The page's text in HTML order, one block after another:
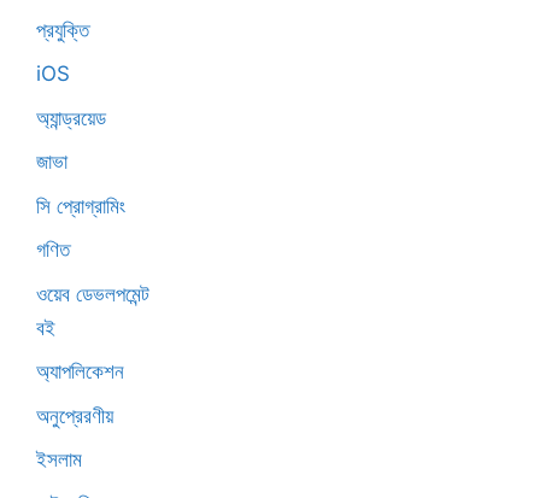
প্রযুক্তি
iOS
অ্যান্ড্রয়েড
জাভা
সি প্রোগ্রামিং
গণিত
ওয়েব ডেভলপমেন্ট
বই
অ্যাপলিকেশন
অনুপ্রেরণীয়
ইসলাম